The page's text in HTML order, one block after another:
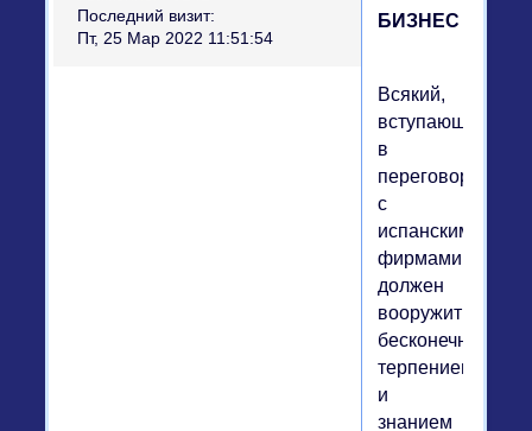
Последний визит:
Пт, 25 Мар 2022 11:51:54
БИЗНЕС
Всякий,
вступающий
в
переговоры
с
испанскими
фирмами,
должен
вооружиться
бесконечным
терпением
и
знанием